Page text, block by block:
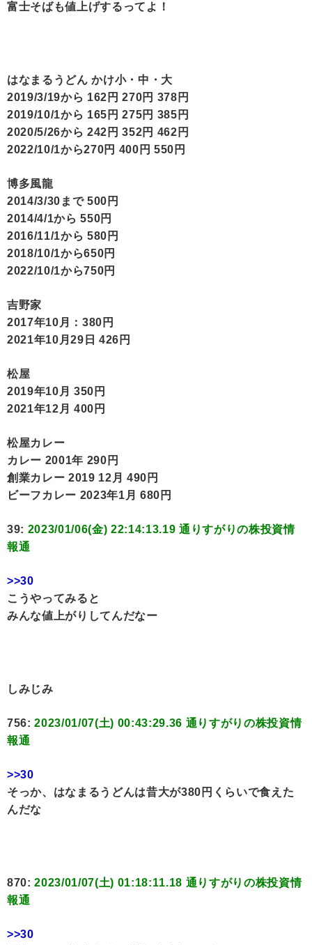
富士そばも値上げするってよ！
はなまるうどん かけ小・中・大
2019/3/19から 162円 270円 378円
2019/10/1から 165円 275円 385円
2020/5/26から 242円 352円 462円
2022/10/1から270円 400円 550円
博多風龍
2014/3/30まで 500円
2014/4/1から 550円
2016/11/1から 580円
2018/10/1から650円
2022/10/1から750円
吉野家
2017年10月：380円
2021年10月29日 426円
松屋
2019年10月 350円
2021年12月 400円
松屋カレー
カレー 2001年 290円
創業カレー 2019 12月 490円
ビーフカレー 2023年1月 680円
39: 2023/01/06(金) 22:14:13.19 通りすがりの株投資情
報通
>>30
こうやってみると
みんな値上がりしてんだなー
しみじみ
756:2023/01/07(土) 00:43:29.36 通りすがりの株投資情
報通
>>30
そっか、はなまるうどんは昔大が380円くらいで食えた
んだな
870:2023/01/07(土) 01:18:11.18 通りすがりの株投資情
報通
>>30